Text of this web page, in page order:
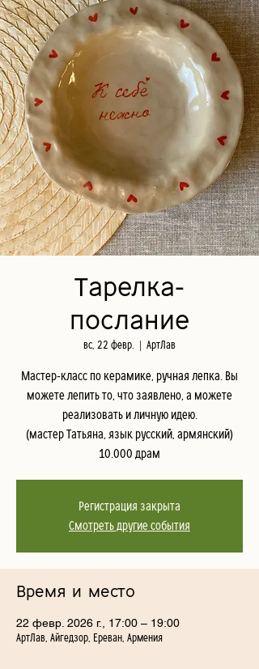
Тарелка-
послание
вс, 22 февр. АртЛав
Мастер-класс по керамике, ручная лепка. Вы
можете лепить то, что заявлено, а можете
реализовать и личную идею.
(мастер Татьяна, язык русский, армянский)
10.000 драм
Регистрация закрыта
Смотреть другие события
Время и место
22 февр. 2026 г., 17:00 – 19:00
АртЛав, Айгедзор, Ереван, Армения